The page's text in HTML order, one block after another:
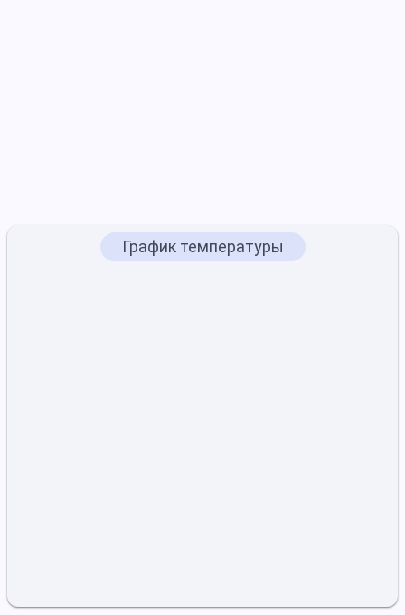
График температуры